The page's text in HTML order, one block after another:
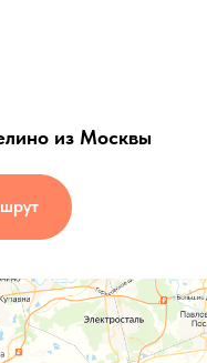
из Москвы